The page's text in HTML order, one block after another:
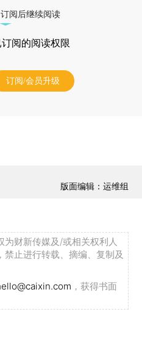
阅后继续阅读
阅的阅读权限
订阅/会员升级
版面编辑：运维组
为财新传媒及/或相关权利人
止进行转载、摘编、复制及
，获得书面